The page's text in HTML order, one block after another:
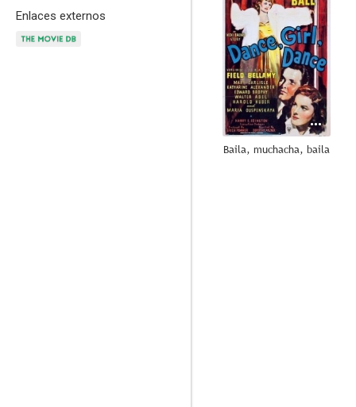
Enlaces externos
Baila, muchacha, baila